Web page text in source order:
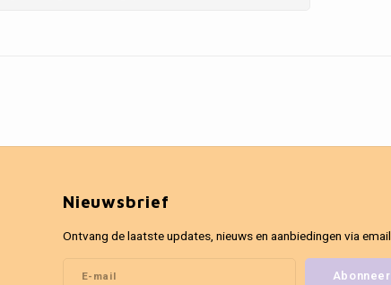
Nieuwsbrief
Ontvang de laatste updates, nieuws en aanbiedingen via email
Abonneer